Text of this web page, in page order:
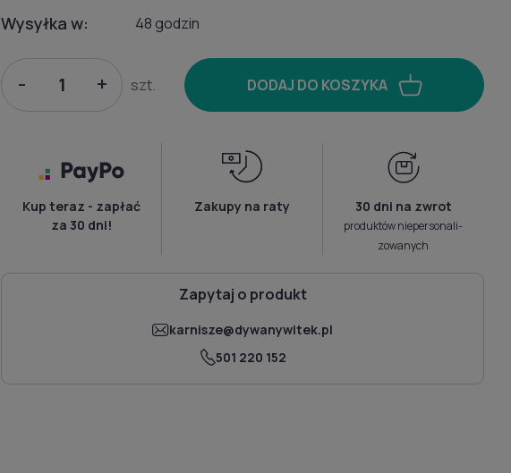
Wysyłka w: 48 godzin
- + szt. DODAJ DO KOSZYKA
Kup teraz - zapłać
za 30 dni!
Zakupy na raty 30 dni na zwrot
produktów niepersonali­
zowanych
Zapytaj o produkt
karnisze@dywanywitek.pl
501 220 152